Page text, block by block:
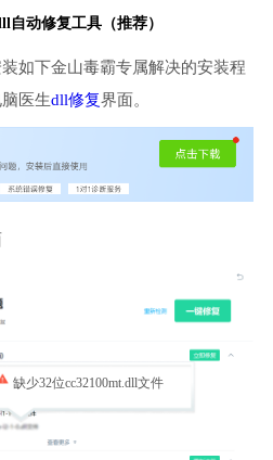
自动修复工具（推荐）
如下金山毒霸专属解决的安装程
医生dll修复界面。
缺少32位cc32100mt.dll文件